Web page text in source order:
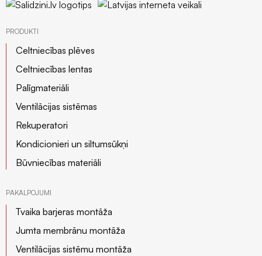
PRODUKTI
Celtniecības plēves
Celtniecības lentas
Palīgmateriāli
Ventilācijas sistēmas
Rekuperatori
Kondicionieri un siltumsūkņi
Būvniecības materiāli
PAKALPOJUMI
Tvaika barjeras montāža
Jumta membrānu montāža
Ventilācijas sistēmu montāža